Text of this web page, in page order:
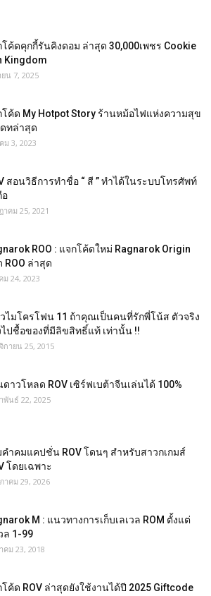
โค้ดคุกกี้รันคิงดอม ล่าสุด 30,000เพชร Cookie
Kingdom
ยน 7, 2025
โค้ด My Hotpot Story ร้านหม้อไฟแห่งความสุข
ดทล่าสุด
ม 3, 2023
สอนวิธีการทำชื่อ “ สี ” ทำได้ในระบบโทรศัพท์
อ
าคม 25, 2021
ROO : แจกโค้ดใหม่ Ragnarok Origin
ROO ล่าสุด
ม 24, 2023
วไมโครโฟน 11 ถ้าคุณเป็นคนที่รักพี่โน้ส ตัวจริง
ไปชื้อของที่มีลิขสิทธิ์แท้ เท่านั้น !!
กายน 25, 2015
ดาวโหลด ROV เซิร์ฟเบต้าจีนเล่นได้ 100%
พันธ์ 22, 2025
คำคมแคปชั่น ROV โดนๆ สำหรับสาวกเกมส์
โดยเฉพาะ
าคม 29, 2026
M : แนวทางการเก็บเลเวล ROM ตั้งแต่
ล 1-99
คม 23, 2018
โค้ด ROV ล่าสุดยังใช้งานได้ปี 2025 Giftcode